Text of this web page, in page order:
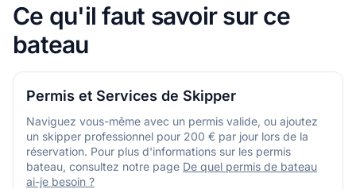
Ce qu'il faut savoir sur ce
bateau
Permis et Services de Skipper
Naviguez vous-même avec un permis valide, ou ajoutez
un skipper professionnel pour 200 € par jour lors de la
réservation. Pour plus d'informations sur les permis
bateau, consultez notre page De quel permis de bateau
ai-je besoin ?